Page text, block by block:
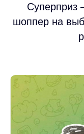
Суперприз
шоппер на